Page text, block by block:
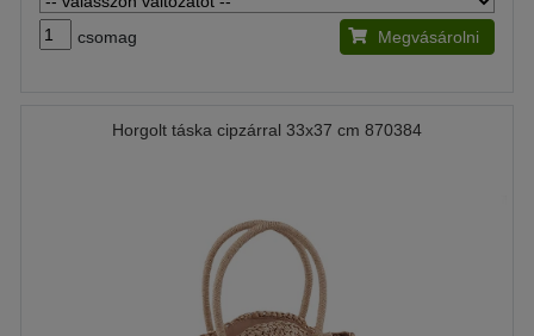
csomag Megvásárolni
Horgolt táska cipzárral 33x37 cm 870384